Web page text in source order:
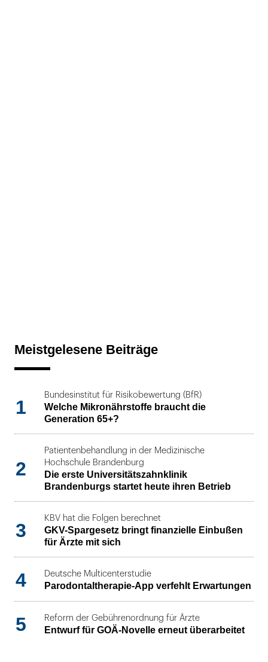
Meistgelesene Beiträge
1
Bundesinstitut für Risikobewertung (BfR)
Welche Mikronährstoffe braucht die
Generation 65+?
2
Patientenbehandlung in der Medizinische
Hochschule Brandenburg
Die erste Universitätszahnklinik
Brandenburgs startet heute ihren Betrieb
3
KBV hat die Folgen berechnet
GKV-Spargesetz bringt finanzielle Einbußen
für Ärzte mit sich
4 Deutsche Multicenterstudie
Parodontaltherapie-App verfehlt Erwartungen
5 Reform der Gebührenordnung für Ärzte
Entwurf für GOÄ-Novelle erneut überarbeitet